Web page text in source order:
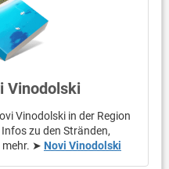
Vinodolski
Vinodolski in der Region
zu den Stränden,
mehr. ➤ Novi Vinodolski